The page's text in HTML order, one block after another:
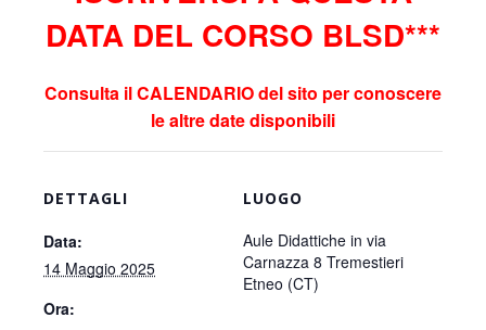
DATA DEL CORSO BLSD***
Consulta il CALENDARIO del sito per conoscere
le altre date disponibili
DETTAGLI
Data:
14 Maggio 2025
Ora:
LUOGO
Aule Didattiche in via
Carnazza 8 Tremestieri
Etneo (CT)